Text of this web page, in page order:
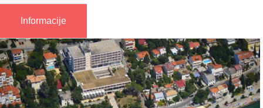
Informacije